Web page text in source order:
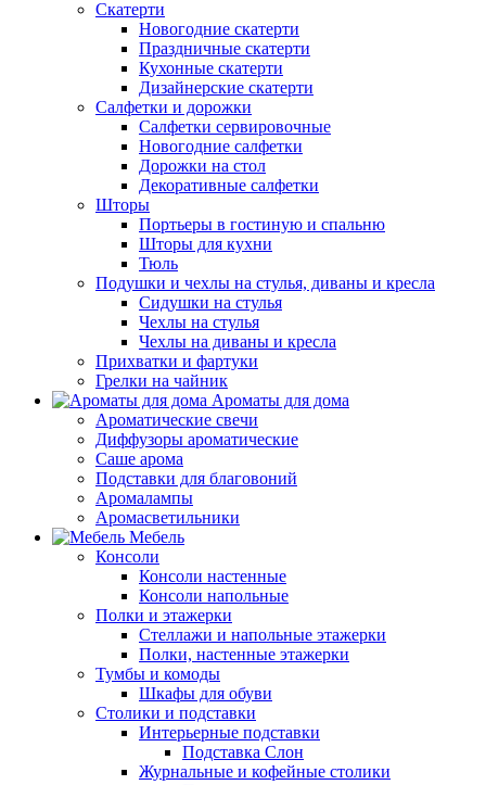
Скатерти
Новогодние скатерти
Праздничные скатерти
Кухонные скатерти
Дизайнерские скатерти
Салфетки и дорожки
Салфетки сервировочные
Новогодние салфетки
Дорожки на стол
Декоративные салфетки
Шторы
Портьеры в гостиную и спальню
Шторы для кухни
Тюль
Подушки и чехлы на стулья, диваны и кресла
Сидушки на стулья
Чехлы на стулья
Чехлы на диваны и кресла
Прихватки и фартуки
Грелки на чайник
Ароматы для дома
Ароматические свечи
Диффузоры ароматические
Саше арома
Подставки для благовоний
Аромалампы
Аромасветильники
Мебель
Консоли
Консоли настенные
Консоли напольные
Полки и этажерки
Стеллажи и напольные этажерки
Полки, настенные этажерки
Тумбы и комоды
Шкафы для обуви
Столики и подставки
Интерьерные подставки
Подставка Слон
Журнальные и кофейные столики